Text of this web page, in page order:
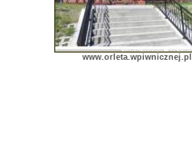
www.orleta.wpiwnicznej.pl